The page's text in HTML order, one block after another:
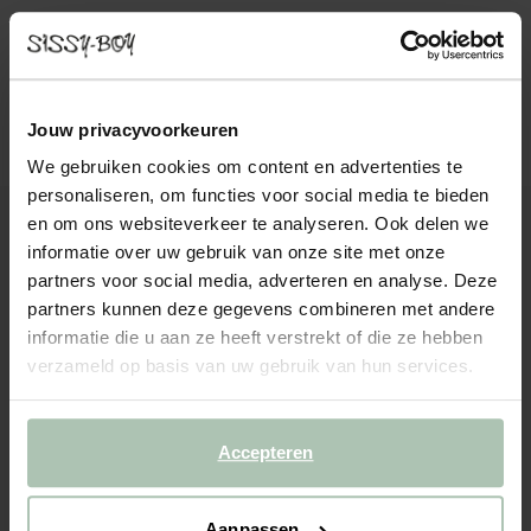
Jouw privacyvoorkeuren
We gebruiken cookies om content en advertenties te
personaliseren, om functies voor social media te bieden
en om ons websiteverkeer te analyseren. Ook delen we
informatie over uw gebruik van onze site met onze
partners voor social media, adverteren en analyse. Deze
partners kunnen deze gegevens combineren met andere
informatie die u aan ze heeft verstrekt of die ze hebben
verzameld op basis van uw gebruik van hun services.
Accepteren
49.9925.00
-40%